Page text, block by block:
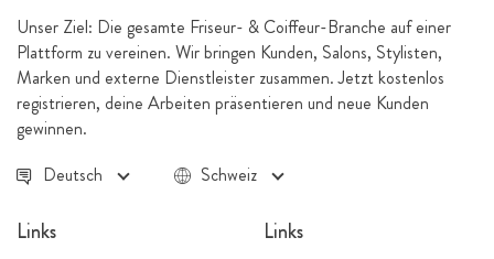
Unser Ziel: Die gesamte Friseur- & Coiffeur-Branche auf einer
Plattform zu vereinen. Wir bringen Kunden, Salons, Stylisten,
Marken und externe Dienstleister zusammen. Jetzt kostenlos
registrieren, deine Arbeiten präsentieren und neue Kunden
gewinnen.
Deutsch
Schweiz
Links Links